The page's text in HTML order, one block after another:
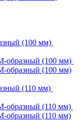
(100 мм)
образный (100 мм)
образный (100 мм)
(110 мм)
образный (110 мм)
образный (110 мм)